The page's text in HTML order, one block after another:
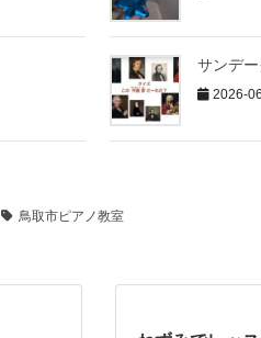
サンデ
2026-
鳥取市ピアノ教室